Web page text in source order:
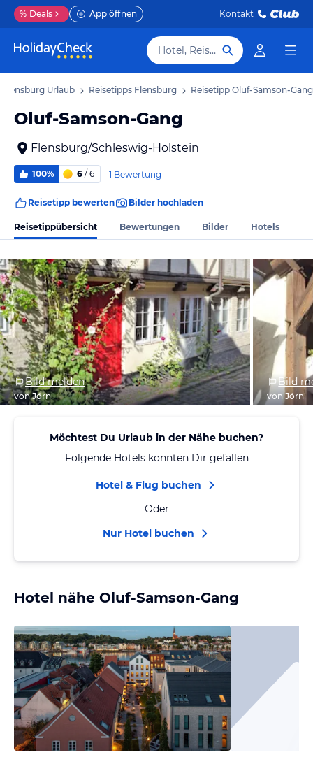
% Deals App öffnen Kontakt
Hotel, Reiseziel
Flensburg Urlaub Reisetipps Flensburg Reisetipp Oluf-Samson-Gang
Oluf-Samson-Gang
Flensburg/Schleswig-Holstein
100% 6 / 6 1 Bewertung
Reisetipp bewerten Bilder hochladen
Reisetippübersicht Bewertungen Bilder Hotels
Bild melden
von Jörn
Bild
von Jörn
Möchtest Du Urlaub in der Nähe buchen?
Folgende Hotels könnten Dir gefallen
Hotel & Flug buchen
Oder
Nur Hotel buchen
Hotel nähe Oluf-Samson-Gang